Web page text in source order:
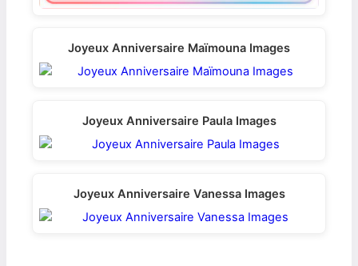
Joyeux Anniversaire Maïmouna Images
Joyeux Anniversaire Paula Images
Joyeux Anniversaire Vanessa Images